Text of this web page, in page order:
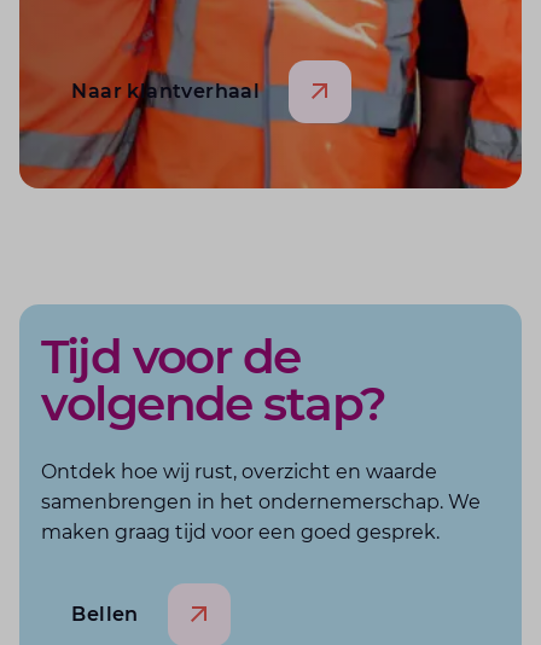
Naar klantverhaal
Tijd voor de
volgende stap?
Ontdek hoe wij rust, overzicht en waarde
samenbrengen in het ondernemerschap. We
maken graag tijd voor een goed gesprek.
Bellen